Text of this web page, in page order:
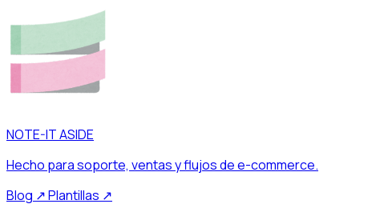
NOTE-IT ASIDE
Hecho para soporte, ventas y flujos de e-commerce.
Blog ↗Plantillas ↗